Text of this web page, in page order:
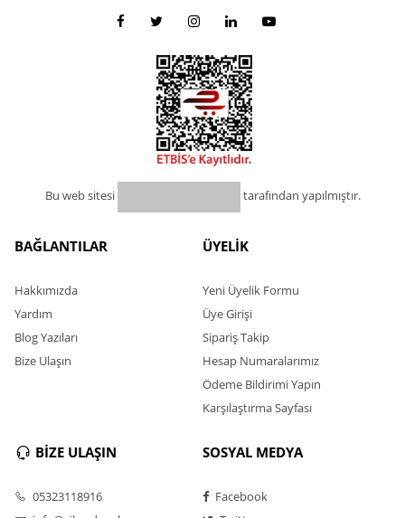
Bu web sitesi tarafından yapılmıştır.
BAĞLANTILAR
Hakkımızda
Yardım
Blog Yazıları
Bize Ulaşın
ÜYELİK
Yeni Üyelik Formu
Üye Girişi
Sipariş Takip
Hesap Numaralarımız
Ödeme Bildirimi Yapın
Karşılaştırma Sayfası
BİZE ULAŞIN
05323118916
SOSYAL MEDYA
Facebook